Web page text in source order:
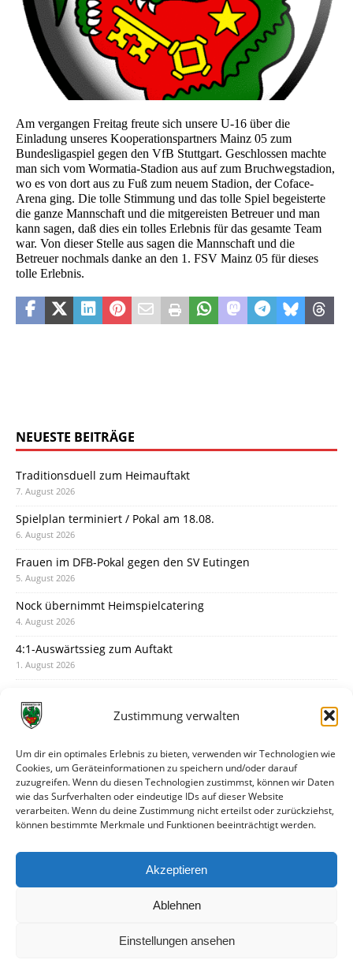
Zustimmung verwalten
Um dir ein optimales Erlebnis zu bieten, verwenden wir Technologien wie
Cookies, um Geräteinformationen zu speichern und/oder darauf
zuzugreifen. Wenn du diesen Technologien zustimmst, können wir Daten
wie das Surfverhalten oder eindeutige IDs auf dieser Website
verarbeiten. Wenn du deine Zustimmung nicht erteilst oder zurückziehst,
können bestimmte Merkmale und Funktionen beeinträchtigt werden.
Akzeptieren
Ablehnen
Einstellungen ansehen
Am vergangen Freitag freute sich unsere U-16 über die
Einladung unseres Kooperationspartners Mainz 05 zum
Bundesligaspiel gegen den VfB Stuttgart. Geschlossen machte
man sich vom Wormatia-Stadion aus auf zum Bruchwegstadion,
wo es von dort aus zu Fuß zum neuem Stadion, der Coface-
Arena ging. Die tolle Stimmung und das tolle Spiel begeisterte
die ganze Mannschaft und die mitgereisten Betreuer und man
kann sagen, daß dies ein tolles Erlebnis für das gesamte Team
war. Von dieser Stelle aus sagen die Mannschaft und die
Betreuer nochmals danke an den 1. FSV Mainz 05 für dieses
tolle Erlebnis.
NEUESTE BEITRÄGE
Traditionsduell zum Heimauftakt
7. August 2026
Spielplan terminiert / Pokal am 18.08.
6. August 2026
Frauen im DFB-Pokal gegen den SV Eutingen
5. August 2026
Nock übernimmt Heimspielcatering
4. August 2026
4:1-Auswärtssieg zum Auftakt
1. August 2026
31. Juli 2026
30. Juli 2026
Deine Spielminute: 89+1
28. Juli 2026
Neuer Rückensponsor
Neue Podcast-Folge: So tickt Björn!
27. Juli 2026